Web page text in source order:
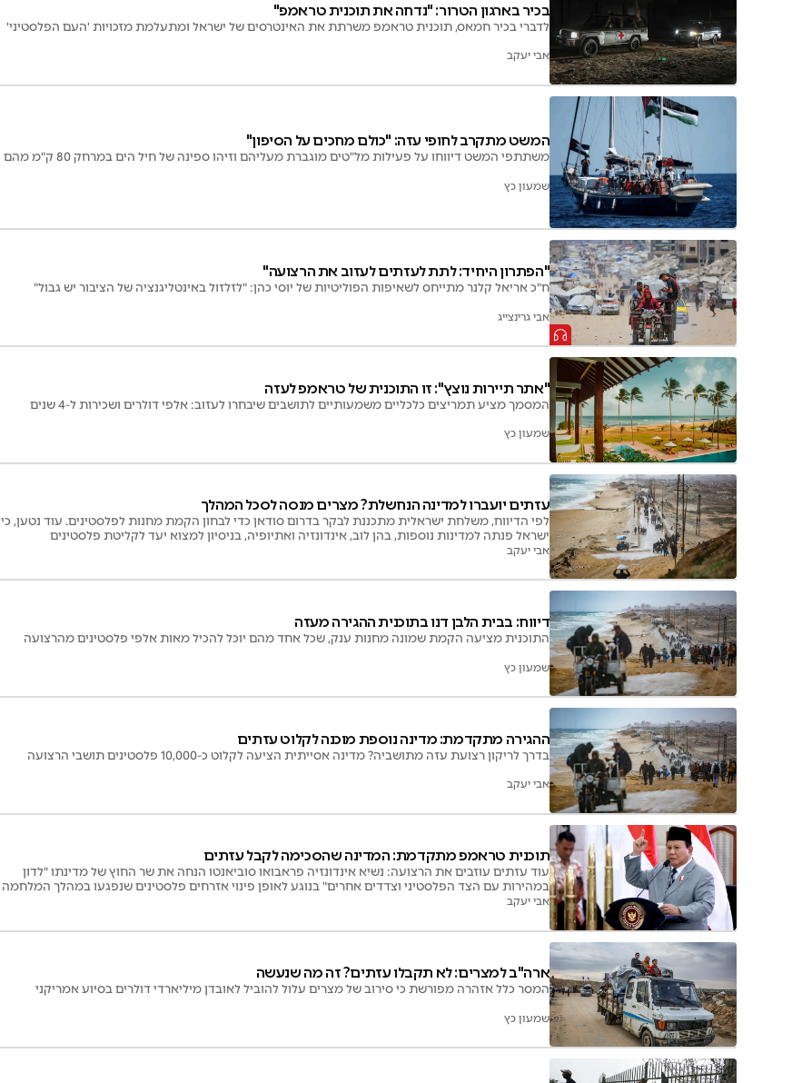
בכיר בארגון הטרור: "נדחה את תוכנית טראמפ"
לדברי בכיר חמאס, תוכנית טראמפ משרתת את האינטרסים של ישראל ומתעלמת מזכויות 'העם הפלסטיני'
אבי יעקב
המשט מתקרב לחופי עזה: "כולם מחכים על הסיפון"
משתתפי המשט דיווחו על פעילות מל"טים מוגברת מעליהם וזיהו ספינה של חיל הים במרחק 80 ק"מ מהם
שמעון כץ
"הפתרון היחיד: לתת לעזתים לעזוב את הרצועה"
ח"כ אריאל קלנר מתייחס לשאיפות הפוליטיות של יוסי כהן: "לזלזול באינטליגנציה של הציבור יש גבול"
אבי גרינצייג
"אתר תיירות נוצץ": זו התוכנית של טראמפ לעזה
המסמך מציע תמריצים כלכליים משמעותיים לתושבים שיבחרו לעזוב: אלפי דולרים ושכירות ל-4 שנים
שמעון כץ
עזתים יועברו למדינה הנחשלת? מצרים מנסה לסכל המהלך
לפי הדיווח, משלחת ישראלית מתכננת לבקר בדרום סודאן כדי לבחון הקמת מחנות לפלסטינים. עוד נטען, כי
ישראל פנתה למדינות נוספות, בהן לוב, אינדונזיה ואתיופיה, בניסיון למצוא יעד לקליטת פלסטינים
אבי יעקב
דיווח: בבית הלבן דנו בתוכנית ההגירה מעזה
התוכנית מציעה הקמת שמונה מחנות ענק, שכל אחד מהם יוכל להכיל מאות אלפי פלסטינים מהרצועה
שמעון כץ
ההגירה מתקדמת: מדינה נוספת מוכנה לקלוט עזתים
בדרך לריקון רצועת עזה מתושביה? מדינה אסייתית הציעה לקלוט כ-10,000 פלסטינים תושבי הרצועה
אבי יעקב
תוכנית טראמפ מתקדמת: המדינה שהסכימה לקבל עזתים
עוד עזתים עוזבים את הרצועה: נשיא אינדונזיה פראבואו סוביאנטו הנחה את שר החוץ של מדינתו "לדון
במהירות עם הצד הפלסטיני וצדדים אחרים" בנוגע לאופן פינוי אזרחים פלסטינים שנפגעו במהלך המלחמה
אבי יעקב
ארה"ב למצרים: לא תקבלו עזתים? זה מה שנעשה
המסר כלל אזהרה מפורשת כי סירוב של מצרים עלול להוביל לאובדן מיליארדי דולרים בסיוע אמריקני
שמעון כץ